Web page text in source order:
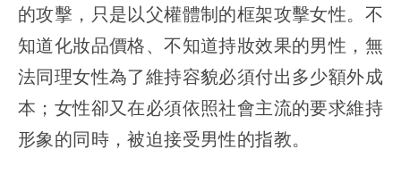
的攻擊，只是以父權體制的框架攻擊女性。不
知道化妝品價格、不知道持妝效果的男性，無
法同理女性為了維持容貌必須付出多少額外成
本；女性卻又在必須依照社會主流的要求維持
形象的同時，被迫接受男性的指教。